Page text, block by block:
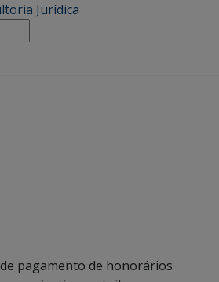
Jurídica
pagamento de honorários